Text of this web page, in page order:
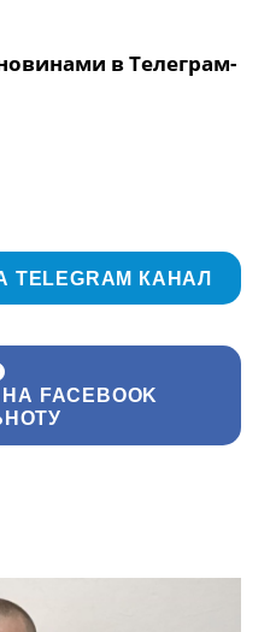
в Телеграм-
КАНАЛ
FACEBOOK